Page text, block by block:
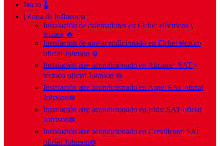
Inicio 🌡️
| Zona de Influencia |
Instalación de calentadores en Elche: eléctricos y
termos 🔥
Instalación de aire acondicionado en Elche: técnico
oficial Johnson ❄️
Instalación aire acondicionado en Alicante: SAT y
técnico oficial Johnson ❄️
Instalación aire acondicionado en Aspe: SAT oficial
Johnson❄️
Instalación aire acondicionado en Elda: SAT oficial
Johnson❄️
Instalación aire acondicionado en Crevillente: SAT
oficial Johnson❄️